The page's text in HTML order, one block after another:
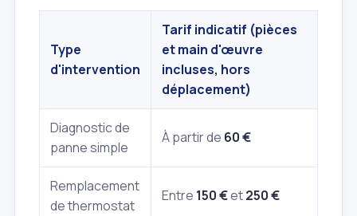
Type
d'intervention
Tarif indicatif (pièces
et main d'œuvre
incluses, hors
déplacement)
Diagnostic de
panne simple
À partir de 60 €
Remplacement
de thermostat
Entre 150 €et250 €